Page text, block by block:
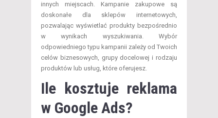
innych miejscach. Kampanie zakupowe są
doskonałe dla sklepów internetowych,
pozwalając wyświetlać produkty bezpośrednio
w wynikach wyszukiwania. Wybór
odpowiedniego typu kampanii zależy od Twoich
celów biznesowych, grupy docelowej i rodzaju
produktów lub usług, które oferujesz.
Ile kosztuje reklama
w Google Ads?